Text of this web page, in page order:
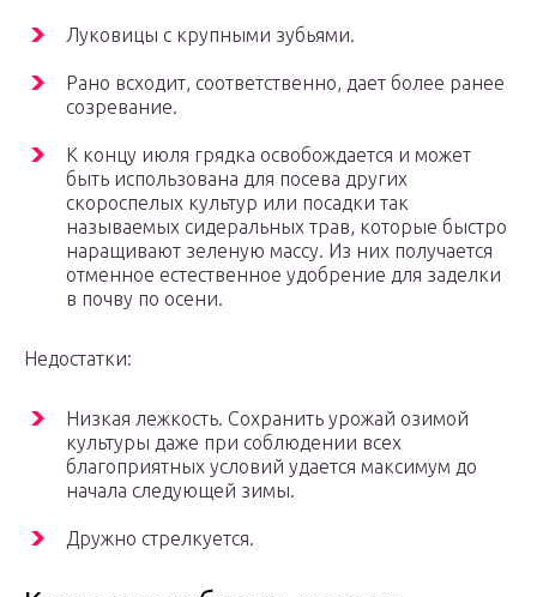
Луковицы с крупными зубьями.
Рано всходит, соответственно, дает более ранее
созревание.
К концу июля грядка освобождается и может
быть использована для посева других
скороспелых культур или посадки так
называемых сидеральных трав, которые быстро
наращивают зеленую массу. Из них получается
отменное естественное удобрение для заделки
в почву по осени.
Недостатки:
Низкая лежкость. Сохранить урожай озимой
культуры даже при соблюдении всех
благоприятных условий удается максимум до
начала следующей зимы.
Дружно стрелкуется.